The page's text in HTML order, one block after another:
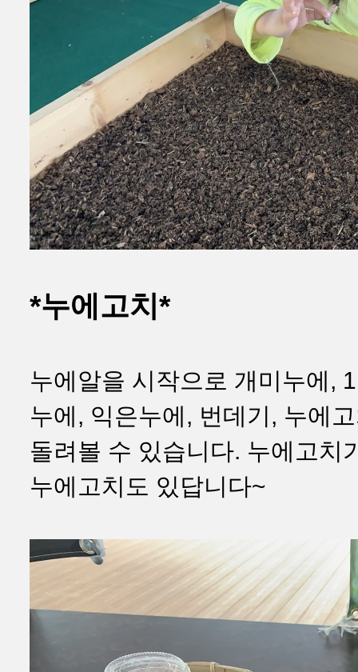
*누에고치*
누에알을 시작으로 개미누에,
누에, 익은누에, 번데기, 누에
돌려볼 수 있습니다. 누에고치
누에고치도 있답니다~